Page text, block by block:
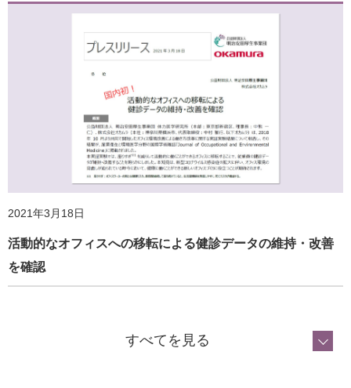
2021年3月18日
活動的なオフィスへの移転による健診データの維持・改善
を確認
すべてを見る